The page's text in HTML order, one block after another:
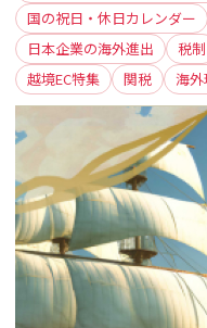
国の祝日・休日カレンダー
日本企業の海外進出
税制
越境EC特集
関税 海